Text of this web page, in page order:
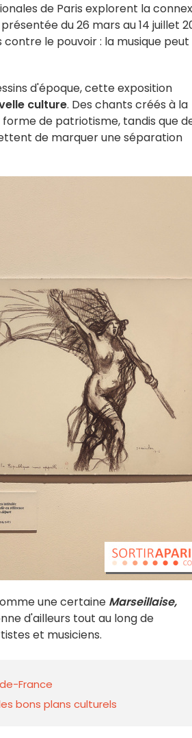
de Paris explorent la
présentée du 26 mars au 14 juillet
le pouvoir : la musique peut
d'époque, cette exposition
culture. Des chants créés à la
de patriotisme, tandis que
de marquer une séparation
une certaine Marseillaise,
d'ailleurs tout au long de
et musiciens.
France
bons plans culturels